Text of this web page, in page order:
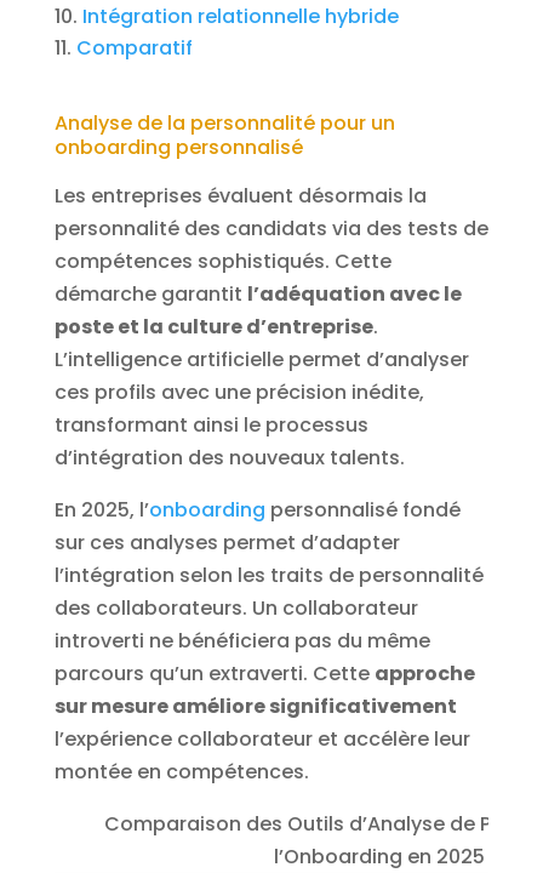
Intégration relationnelle hybride
Comparatif
Analyse de la personnalité pour un
onboarding personnalisé
Les entreprises évaluent désormais la
personnalité des candidats via des tests de
compétences sophistiqués. Cette
démarche garantit l’adéquation avec le
poste et la culture d’entreprise.
L’intelligence artificielle permet d’analyser
ces profils avec une précision inédite,
transformant ainsi le processus
d’intégration des nouveaux talents.
En 2025, l’onboarding personnalisé fondé
sur ces analyses permet d’adapter
l’intégration selon les traits de personnalité
des collaborateurs. Un collaborateur
introverti ne bénéficiera pas du même
parcours qu’un extraverti. Cette approche
sur mesure améliore significativement
l’expérience collaborateur et accélère leur
montée en compétences.
Comparaison des Outils d’Analyse de
l’Onboarding en 2025